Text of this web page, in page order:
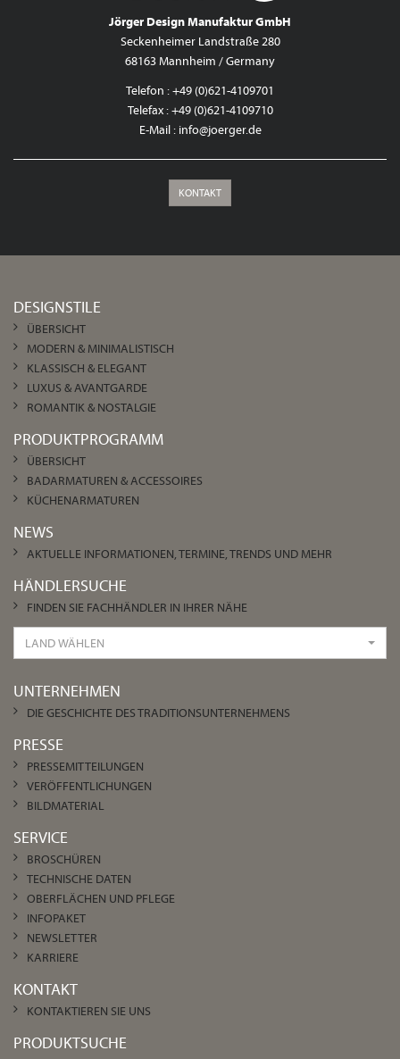
Jörger Design Manufaktur GmbH
Seckenheimer Landstraße 280
68163 Mannheim / Germany
Telefon : +49 (0)621-4109701
Telefax : +49 (0)621-4109710
E-Mail : info@joerger.de
KONTAKT
DESIGNSTILE
ÜBERSICHT
MODERN & MINIMALISTISCH
KLASSISCH & ELEGANT
LUXUS & AVANTGARDE
ROMANTIK & NOSTALGIE
PRODUKTPROGRAMM
ÜBERSICHT
BADARMATUREN & ACCESSOIRES
KÜCHENARMATUREN
NEWS
AKTUELLE INFORMATIONEN, TERMINE, TRENDS UND MEHR
HÄNDLERSUCHE
FINDEN SIE FACHHÄNDLER IN IHRER NÄHE
LAND WÄHLEN
UNTERNEHMEN
DIE GESCHICHTE DES TRADITIONSUNTERNEHMENS
PRESSE
PRESSEMITTEILUNGEN
VERÖFFENTLICHUNGEN
BILDMATERIAL
SERVICE
BROSCHÜREN
TECHNISCHE DATEN
OBERFLÄCHEN UND PFLEGE
INFOPAKET
NEWSLETTER
KARRIERE
KONTAKT
KONTAKTIEREN SIE UNS
PRODUKTSUCHE